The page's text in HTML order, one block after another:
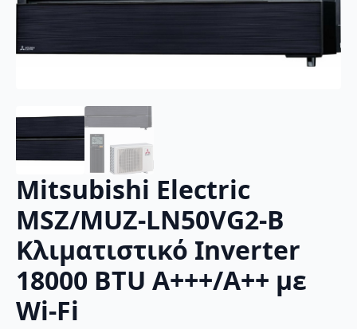
Mitsubishi Electric
MSZ/MUZ-LN50VG2-B
Κλιματιστικό Inverter
18000 BTU A+++/A++ με
Wi-Fi